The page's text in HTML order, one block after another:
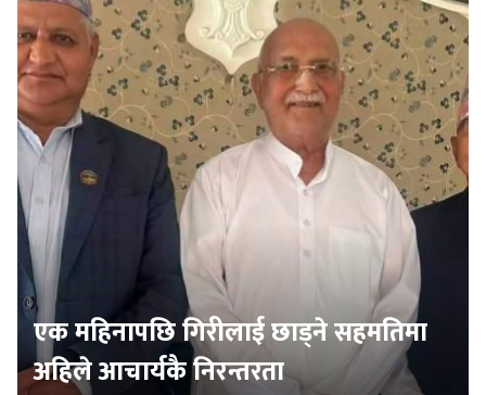
एक महिनापछि गिरीलाई छाड्ने सहमतिमा
अहिले आचार्यकै निरन्तरता